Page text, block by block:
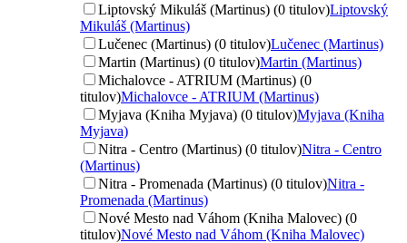
Liptovský Mikuláš (Martinus) (0 titulov)Liptovský
Mikuláš (Martinus)
Lučenec (Martinus) (0 titulov)Lučenec (Martinus)
Martin (Martinus) (0 titulov)Martin (Martinus)
Michalovce - ATRIUM (Martinus) (0
titulov)Michalovce - ATRIUM (Martinus)
Myjava (Kniha Myjava) (0 titulov)Myjava (Kniha
Myjava)
Nitra - Centro (Martinus) (0 titulov)Nitra - Centro
(Martinus)
Nitra - Promenada (Martinus) (0 titulov)Nitra -
Promenada (Martinus)
Nové Mesto nad Váhom (Kniha Malovec) (0
titulov)Nové Mesto nad Váhom (Kniha Malovec)